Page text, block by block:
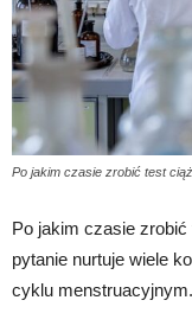
Po jakim czasie zrobić test
Po jakim czasie
pytanie nurtuje wiele
cyklu